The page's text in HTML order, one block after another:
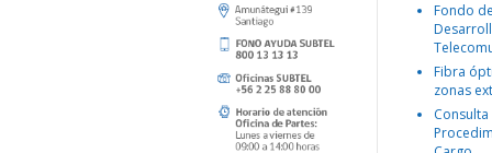
Fondo
Fibra
zonas
Consulta